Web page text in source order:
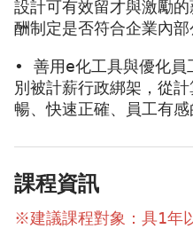
設計可有效留才與激勵
酬制定是否符合企業內部
• 善用e化工具與優化員
別被計薪行政綁架，從
暢、快速正確、員工有感
課程資訊
※建議課程對象：具1年